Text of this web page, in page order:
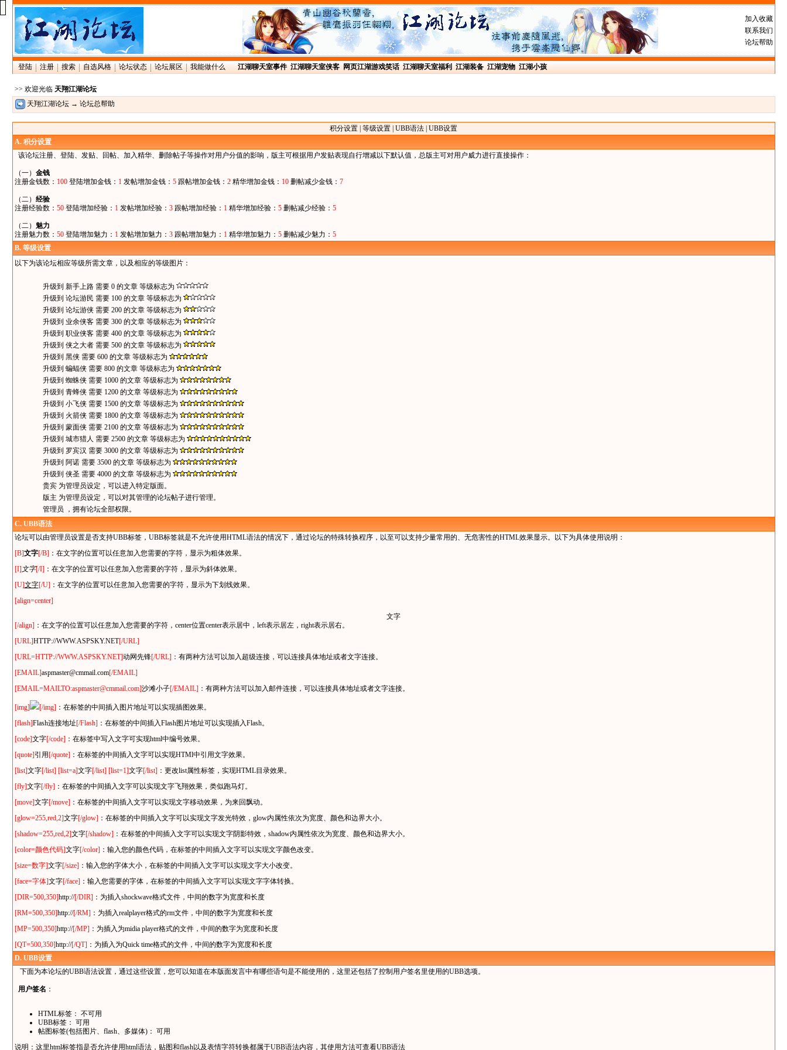
加入收藏
联系我们
论坛帮助
登陆 注册 搜索 自选风格 论坛状态 论坛展区 我能做什么 江湖聊天室事件 江湖聊天室侠客 网页江湖游戏笑话 江湖聊天室福利 江湖装备 江湖宠物 江湖小孩
>> 欢迎光临 天翔江湖论坛
天翔江湖论坛→ 论坛总帮助
积分设置 等级设置 UBB语法 UBB设置
A.积分设置
该论坛注册、登陆、发贴、回帖、加入精华、删除帖子等操作对用户分值的影响，版主可根据用户发贴表现自行增减以下默认值，总版主可对用户威力进行直接操作：
（一） 金钱
注册金钱数： 100登陆增加金钱： 1发帖增加金钱： 5跟帖增加金钱： 2精华增加金钱： 10删帖减少金钱： 7
（二） 经验
注册经验数： 50登陆增加经验： 1发帖增加经验： 3跟帖增加经验： 1精华增加经验： 5删帖减少经验： 5
（二） 魅力
注册魅力数： 50登陆增加魅力： 1发帖增加魅力： 3跟帖增加魅力： 1精华增加魅力： 5删帖减少魅力： 5
B. 等级设置
以下为该论坛相应等级所需文章，以及相应的等级图片：
升级到 新手上路 需要 0 的文章 等级标志为
升级到 论坛游民 需要 100 的文章 等级标志为
升级到 论坛游侠 需要 200 的文章 等级标志为
升级到 业余侠客 需要 300 的文章 等级标志为
升级到 职业侠客 需要 400 的文章 等级标志为
升级到 侠之大者 需要 500 的文章 等级标志为
升级到 黑侠 需要 600 的文章 等级标志为
升级到 蝙蝠侠 需要 800 的文章 等级标志为
升级到 蜘蛛侠 需要 1000 的文章 等级标志为
升级到 青蜂侠 需要 1200 的文章 等级标志为
升级到 小飞侠 需要 1500 的文章 等级标志为
升级到 火箭侠 需要 1800 的文章 等级标志为
升级到 蒙面侠 需要 2100 的文章 等级标志为
升级到 城市猎人 需要 2500 的文章 等级标志为
升级到 罗宾汉 需要 3000 的文章 等级标志为
升级到 阿诺 需要 3500 的文章 等级标志为
升级到 侠圣 需要 4000 的文章 等级标志为
贵宾 为管理员设定，可以进入特定版面。
版主 为管理员设定，可以对其管理的论坛帖子进行管理。
管理员 ，拥有论坛全部权限。
C.UBB语法
论坛可以由管理员设置是否支持UBB标签，UBB标签就是不允许使用HTML语法的情况下，通过论坛的特殊转换程序，以至可以支持少量常用的、无危害性的HTML效果显示。以下为具体使用说明：
[B]文字[/B] ：在文字的位置可以任意加入您需要的字符，显示为粗体效果。
[I] 文字[/I] ：在文字的位置可以任意加入您需要的字符，显示为斜体效果。
[U]文字[/U] ：在文字的位置可以任意加入您需要的字符，显示为下划线效果。
[align=center]
文字
[/align] ：在文字的位置可以任意加入您需要的字符，center位置center表示居中，left表示居左，right表示居右。
[URL]HTTP://WWW.ASPSKY.NET[/URL]
[URL=HTTP://WWW.ASPSKY.NET]动网先锋[/URL] ：有两种方法可以加入超级连接，可以连接具体地址或者文字连接。
[EMAIL]aspmaster@cmmail.com[/EMAIL]
[EMAIL=MAILTO:aspmaster@cmmail.com]沙滩小子[/EMAIL] ：有两种方法可以加入邮件连接，可以连接具体地址或者文字连接。
[img] [/img] ：在标签的中间插入图片地址可以实现插图效果。
[flash]Flash连接地址[/Flash] ：在标签的中间插入Flash图片地址可以实现插入Flash。
[code]文字[/code] ：在标签中写入文字可实现html中编号效果。
[quote]引用 [/quote] ：在标签的中间插入文字可以实现HTMl中引用文字效果。
[list]文字[/list] [list=a]文字[/list] [list=1]文字[/list] ：更改list属性标签，实现HTML目录效果。
[fly]文字[/fly] ：在标签的中间插入文字可以实现文字飞翔效果，类似跑马灯。
[move]文字[/move] ：在标签的中间插入文字可以实现文字移动效果，为来回飘动。
[glow=255,red,2]文字[/glow] ：在标签的中间插入文字可以实现文字发光特效，glow内属性依次为宽度、颜色和边界大小。
[shadow=255,red,2]文字[/shadow] ：在标签的中间插入文字可以实现文字阴影特效，shadow内属性依次为宽度、颜色和边界大小。
[color=颜色代码]文字[/color] ：输入您的颜色代码，在标签的中间插入文字可以实现文字颜色改变。
[size=数字]文字[/size] ：输入您的字体大小，在标签的中间插入文字可以实现文字大小改变。
[face=字体]文字[/face] ：输入您需要的字体，在标签的中间插入文字可以实现文字字体转换。
[DIR=500,350]http://[/DIR] ：为插入shockwave格式文件，中间的数字为宽度和长度
[RM=500,350]http://[/RM] ：为插入realplayer格式的rm文件，中间的数字为宽度和长度
[MP=500,350]http://[/MP] ：为插入为midia player格式的文件，中间的数字为宽度和长度
[QT=500,350]http://[/QT] ：为插入为Quick time格式的文件，中间的数字为宽度和长度
D.UBB设置
下面为本论坛的UBB语法设置，通过这些设置，您可以知道在本版面发言中有哪些语句是不能使用的，这里还包括了控制用户签名里使用的UBB选项。
用户签名 ：
HTML标签： 不可用
UBB标签： 可用
帖图标签(包括图片、flash、多媒体)： 可用
说明：这里html标签指是否允许使用html语法，贴图和flash以及表情字符转换都属于UBB语法内容，其使用方法可查看UBB语法